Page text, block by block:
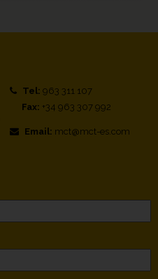
Tel: 963 311 107
Fax: +34 963 307 992
Email: mct@mct-es.com